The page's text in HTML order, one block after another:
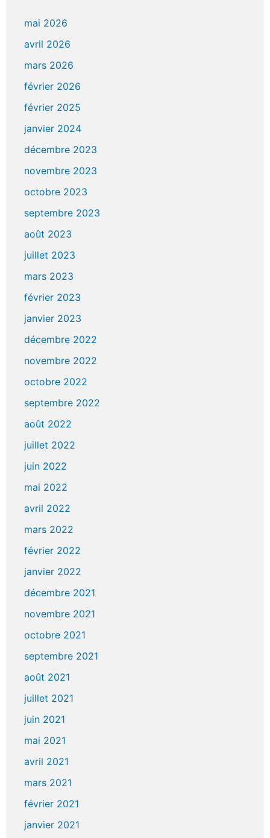
mai 2026
avril 2026
mars 2026
février 2026
février 2025
janvier 2024
décembre 2023
novembre 2023
octobre 2023
septembre 2023
août 2023
juillet 2023
mars 2023
février 2023
janvier 2023
décembre 2022
novembre 2022
octobre 2022
septembre 2022
août 2022
juillet 2022
juin 2022
mai 2022
avril 2022
mars 2022
février 2022
janvier 2022
décembre 2021
novembre 2021
octobre 2021
septembre 2021
août 2021
juillet 2021
juin 2021
mai 2021
avril 2021
mars 2021
février 2021
janvier 2021